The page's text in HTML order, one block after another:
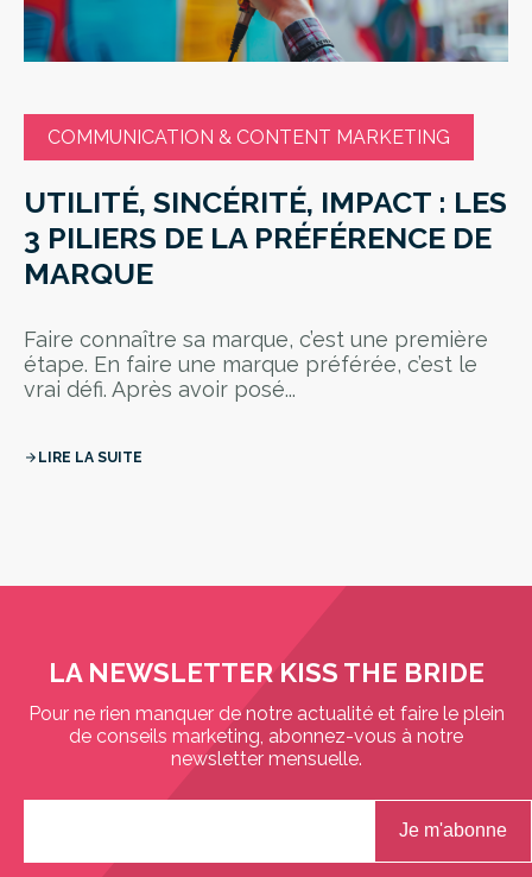
COMMUNICATION & CONTENT MARKETING
UTILITÉ, SINCÉRITÉ, IMPACT : LES
3 PILIERS DE LA PRÉFÉRENCE DE
MARQUE
Faire connaître sa marque, c’est une première
étape. En faire une marque préférée, c’est le
vrai défi. Après avoir posé...
arrow_forward LIRE LA SUITE
LA NEWSLETTER KISS THE BRIDE
Pour ne rien manquer de notre actualité et faire le plein
de conseils marketing, abonnez-vous à notre
newsletter mensuelle.